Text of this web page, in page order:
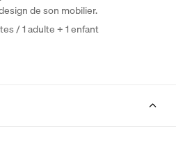
de son mobilier.
/ 1 adulte + 1 enfant